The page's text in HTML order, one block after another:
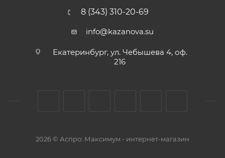
8 (343) 310-20-69
info@kazanova.su
Екатеринбург, ул. Чебышева 4, оф.
216
2026 © Аспро: Максимум - интернет-магазин